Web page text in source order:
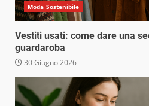
Moda Sostenibile
Vestiti usati: come dare una
guardaroba
30 Giugno 2026